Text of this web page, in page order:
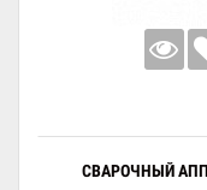
СВАРОЧНЫЙ